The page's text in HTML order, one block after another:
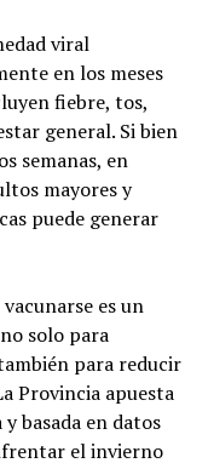
viral
en los meses
fiebre, tos,
general. Si bien
semanas, en
mayores y
puede generar
es un
solo para
para reducir
Provincia apuesta
basada en datos
el invierno